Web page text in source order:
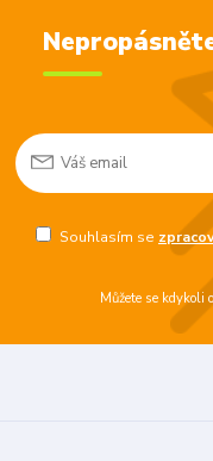
Souhlasím se
Můžete se